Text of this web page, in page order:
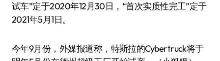
试车”定于2020年12月30日，“首次实质性完工”定于
2021年5月1日。
今年9月份，外媒报道称，特斯拉的Cybertruck将于